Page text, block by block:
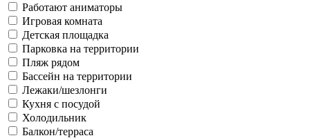
Работают аниматоры
Игровая комната
Детская площадка
Парковка на территории
Пляж рядом
Бассейн на территории
Лежаки/шезлонги
Кухня с посудой
Холодильник
Балкон/терраса